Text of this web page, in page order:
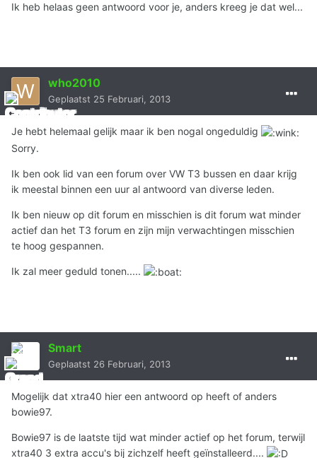
Ik heb helaas geen antwoord voor je, anders kreeg je dat wel...
who2010
Geplaatst 25 Februari, 2013
Je hebt helemaal gelijk maar ik ben nogal ongeduldig
Sorry.
Ik ben ook lid van een forum over VW T3 bussen en daar krijg
ik meestal binnen een uur al antwoord van diverse leden.
Ik ben nieuw op dit forum en misschien is dit forum wat minder
actief dan het T3 forum en zijn mijn verwachtingen misschien
te hoog gespannen.
Ik zal meer geduld tonen.....
Smart
Geplaatst 26 Februari, 2013
Mogelijk dat xtra40 hier een antwoord op heeft of anders
bowie97.
Bowie97 is de laatste tijd wat minder actief op het forum, terwijl
xtra40 3 extra accu's bij zichzelf heeft geïnstalleerd....